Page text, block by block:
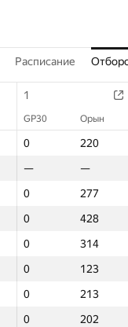
Расписание
1
GP30 Орын
0
220
—
—
0
277
0
428
0
314
0
123
0
213
0
202
1
GP30 Орын
0
220
—
—
0
277
0
428
0
314
0
123
0
213
0
202